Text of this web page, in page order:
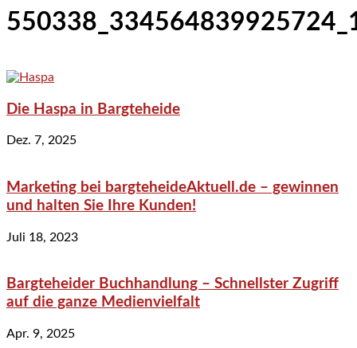
Die Haspa in Bargteheide
Dez. 7, 2025
Marketing bei bargteheideAktuell.de – gewinnen
und halten Sie Ihre Kunden!
Juli 18, 2023
Bargteheider Buchhandlung – Schnellster Zugriff
auf die ganze Medienvielfalt
Apr. 9, 2025